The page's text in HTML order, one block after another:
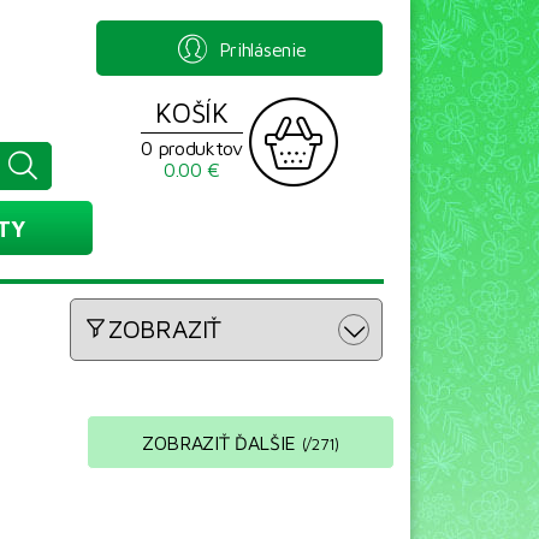
Prihlásenie
KOŠÍK
0 produktov
0.00 €
ZOBRAZIŤ
ZOBRAZIŤ ĎALŠIE (/271)